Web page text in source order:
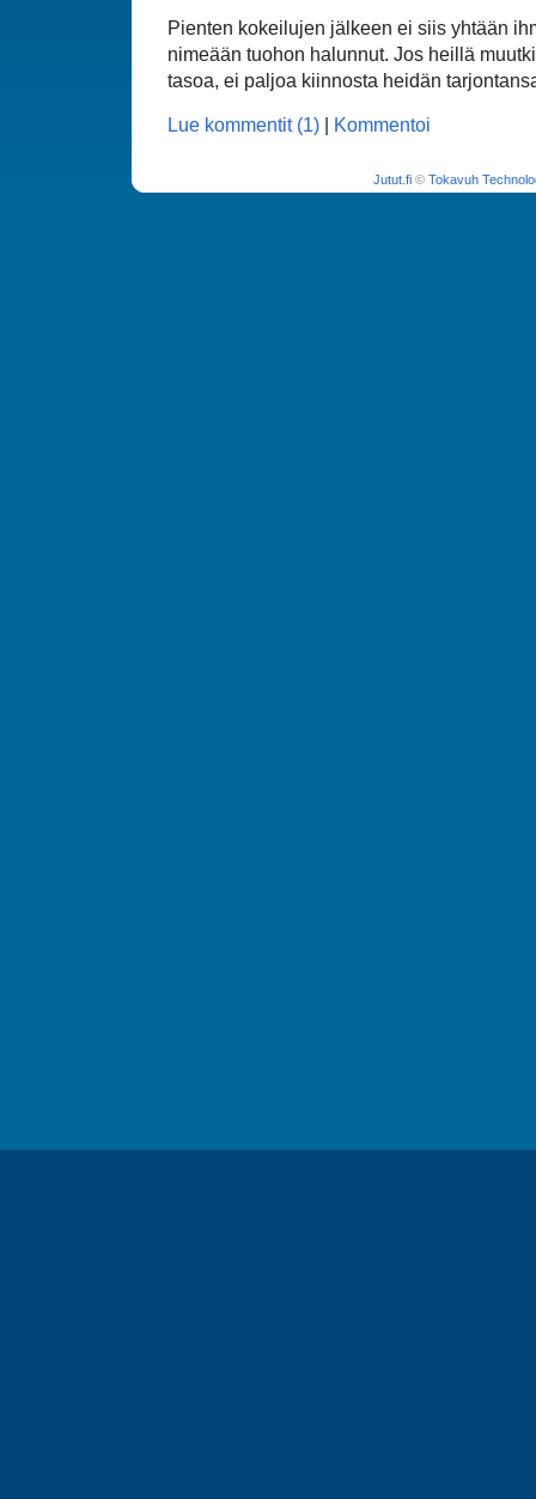
Pienten kokeilujen jälkeen ei siis yhtään
nimeään tuohon halunnut. Jos heillä
tasoa, ei paljoa kiinnosta heidän
Lue kommentit (1) | Kommentoi
Jutut.fi© Tokavuh